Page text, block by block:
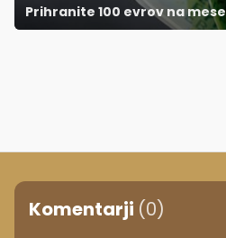
Prihranite 100 evrov na
Komentarji (0)